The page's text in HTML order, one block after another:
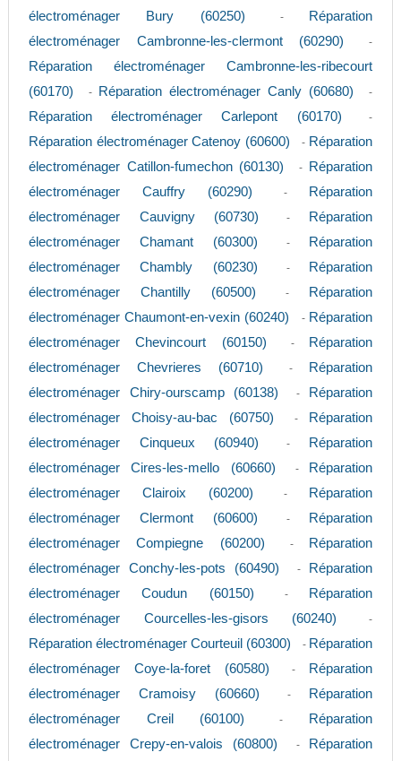
électroménager Bury (60250)
-
Réparation
électroménager Cambronne-les-clermont (60290)
-
Réparation électroménager Cambronne-les-ribecourt
(60170)
- Réparation électroménager Canly (60680) -
Réparation électroménager Carlepont (60170) -
Réparation électroménager Catenoy (60600) - Réparation
électroménager Catillon-fumechon (60130)
-
Réparation
électroménager Cauffry (60290)
-
Réparation
électroménager Cauvigny (60730)
-
Réparation
électroménager Chamant (60300)
-
Réparation
électroménager Chambly (60230)
-
Réparation
électroménager Chantilly (60500)
-
Réparation
électroménager Chaumont-en-vexin (60240)
- Réparation
électroménager Chevincourt (60150)
-
Réparation
électroménager Chevrieres (60710)
-
Réparation
électroménager Chiry-ourscamp (60138)
-
Réparation
électroménager Choisy-au-bac (60750)
-
Réparation
électroménager Cinqueux (60940)
-
Réparation
électroménager Cires-les-mello (60660)
-
Réparation
électroménager Clairoix (60200)
-
Réparation
électroménager Clermont (60600)
-
Réparation
électroménager Compiegne (60200)
-
Réparation
électroménager Conchy-les-pots (60490)
-
Réparation
électroménager Coudun (60150)
-
Réparation
électroménager Courcelles-les-gisors (60240)
-
Réparation électroménager Courteuil (60300) - Réparation
électroménager Coye-la-foret (60580)
-
Réparation
électroménager Cramoisy (60660)
-
Réparation
électroménager Creil (60100)
-
Réparation
électroménager Crepy-en-valois (60800)
- Réparation